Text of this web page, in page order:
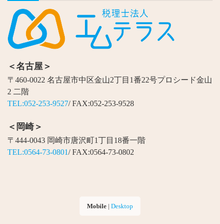
＜名古屋＞
〒460-0022 名古屋市中区金山2丁目1番22号プロシード金山
2 二階
TEL:052-253-9527/ FAX:052-253-9528
＜岡崎＞
〒444-0043 岡崎市唐沢町1丁目18番一階
TEL:0564-73-0801/ FAX:0564-73-0802
Mobile | Desktop